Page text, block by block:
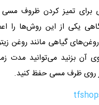
برای تمیز کردن ظروف مسی
یکی از این روش‌ها را
گیاهی مانند روغن
آن بزنید می‌توانید مدت
روی ظرف مسی حفظ کنید.